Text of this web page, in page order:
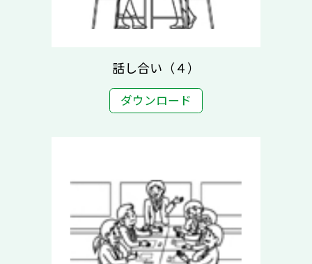
話し合い（４）
ダウンロード